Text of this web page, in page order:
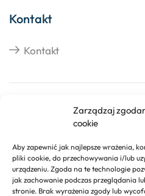
Zarządzaj
cookie
Aby zapewnić jak najlepsze wrażenia,
pliki cookie, do przechowywania i/lub
urządzeniu. Zgoda na te technologie
jak zachowanie podczas przeglądania
stronie. Brak wyrażenia zgody lub
Kontakt
Kontakt
Copyright © 2026 Izosklep.pl